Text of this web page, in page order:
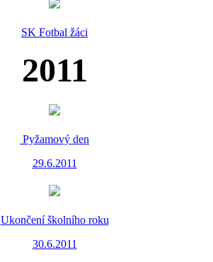
SK Fotbal žáci
2011
Pyžamový den
29.6.2011
Ukončení školního roku
30.6.2011